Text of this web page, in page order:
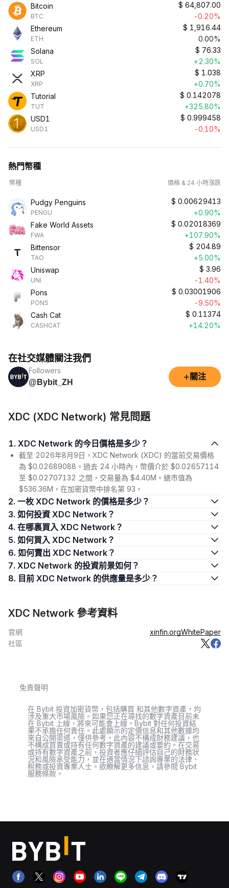
Bitcoin
BTC
$ 64,807.00
-0.20%
Ethereum
ETH
$ 1,916.44
0.00%
Solana
SOL
$ 76.33
+2.30%
XRP
XRP
$ 1.038
+0.70%
Tutorial
TUT
$ 0.142078
+325.80%
USD1
USD1
$ 0.999458
-0.10%
熱門幣種
幣種 價格 & 24 小時漲跌
Pudgy Penguins
PENGU
$ 0.00629413
+0.90%
Fake World Assets
FWA
$ 0.02018369
+107.90%
Bittensor
TAO
$ 204.89
+5.00%
Uniswap
UNI
$ 3.96
-1.40%
Pons
PONS
$ 0.03001906
-9.50%
Cash Cat
CASHCAT
$ 0.11374
+14.20%
在社交媒體關注我們
Followers
@Bybit_ZH
+ 關注
XDC (XDC Network) 常見問題
1. XDC Network 的今日價格是多少？
截至 2026年8月9日，XDC Network (XDC) 的當前交易價格
為 $0.02689088。過去 24 小時內，幣價介於 $0.02657114
至 $0.02707132 之間，交易量為 $4.40M。總市值為
$536.36M，在加密貨幣中排名第 93。
2. 一枚 XDC Network 的價格是多少？
3. 如何投資 XDC Network？
4. 在哪裏買入 XDC Network？
5. 如何買入 XDC Network？
6. 如何賣出 XDC Network？
7. XDC Network 的投資前景如何？
8. 目前 XDC Network 的供應量是多少？
XDC Network 參考資料
官網 xinfin.orgWhitePaper
社區
免責聲明
在 Bybit 投資加密貨幣，包括購買 和其他數字資產，均
涉及重大市場風險。如果您正在尋找的數字資產目前未
在 Bybit 上線，將來可能會上線。Bybit 對任何投資結
果不承擔任何責任。此處顯示的定價信息和其他數據均
來自公開渠道，僅供參考。此內容不構成財務建議，也
不構成買賣或持有任何數字資產的建議或要約。在交易
或持有數字資產之前，投資者應仔細評估自己的財務狀
況和風險承受能力，並在適當情況下諮詢專業的法律、
稅務或投資專業人士。欲瞭解更多信息，請參閱 Bybit
服務條款。